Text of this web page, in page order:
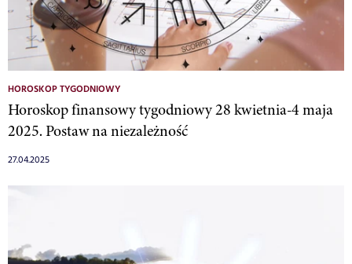
HOROSKOP TYGODNIOWY
Horoskop finansowy tygodniowy 28 kwietnia-4 maja
2025. Postaw na niezależność
27.04.2025